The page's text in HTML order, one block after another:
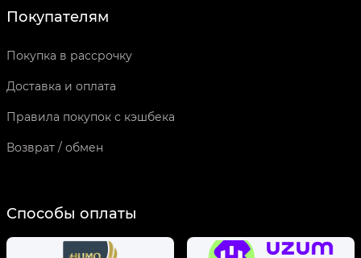
Покупателям
Покупка в рассрочку
Доставка и оплата
Правила покупок с кэшбека
Возврат / обмен
Способы оплаты